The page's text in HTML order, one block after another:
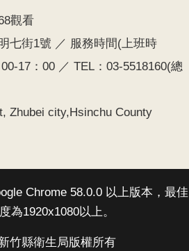
觀看
七街1號 ／ 服務時間(上班時
17：00 ／ TEL：03-5518160(總
Zhubei city,Hsinchu County
Chrome 58.0.0 以上版本，最佳
為1920x1080以上。
竹縣衛生局版權所有